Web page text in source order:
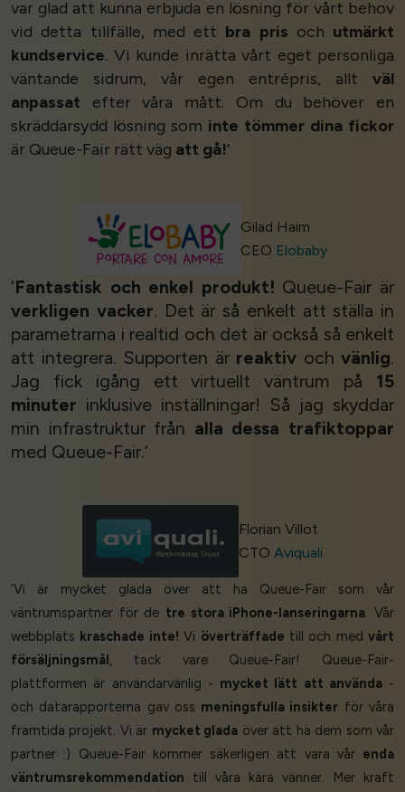
var glad att kunna erbjuda en lösning för vårt behov
vid detta tillfälle, med ett bra pris och utmärkt
kundservice. Vi kunde inrätta vårt eget personliga
väntande sidrum, vår egen entrépris, allt väl
anpassat efter våra mått. Om du behöver en
skräddarsydd lösning som inte tömmer dina fickor
är Queue-Fair rätt väg att gå!’
Gilad Haim
CEO Elobaby
‘Fantastisk och enkel produkt! Queue-Fair är
verkligen vacker. Det är så enkelt att ställa in
parametrarna i realtid och det är också så enkelt
att integrera. Supporten är reaktiv och vänlig.
Jag fick igång ett virtuellt väntrum på 15
minuter inklusive inställningar! Så jag skyddar
min infrastruktur från alla dessa trafiktoppar
med Queue-Fair.’
Florian Villot
CTOAviquali
‘Vi är mycket glada över att ha Queue-Fair som vår
väntrumspartner för de tre stora iPhone-lanseringarna. Vår
webbplats kraschade inte! Vi överträffade till och med vårt
försäljningsmål, tack vare Queue-Fair! Queue-Fair-
plattformen är användarvänlig - mycket lätt att använda-
och datarapporterna gav oss meningsfulla insikter för våra
framtida projekt. Vi är mycket glada över att ha dem som vår
partner :) Queue-Fair kommer säkerligen att vara vår enda
väntrumsrekommendation till våra kära vänner. Mer kraft